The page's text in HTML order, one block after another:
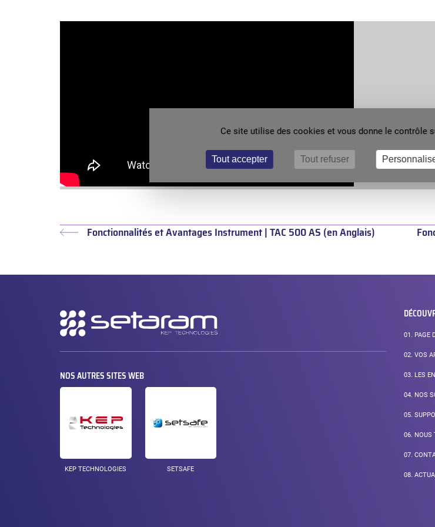
Article Fonctionnalités et Avantages Instrument | TAC 500 AS (en Anglais)
Navigation
secondaire
01. PAGE
02. VOS
03. LES
04. NOS
05.
06. NOUS
07.
08.
NOS AUTRES SITES WEB
KEP TECHNOLOGIES SETSAFE
Ce site utilise des cookies et vous donne le contrôle
Tout accepter Tout refuser